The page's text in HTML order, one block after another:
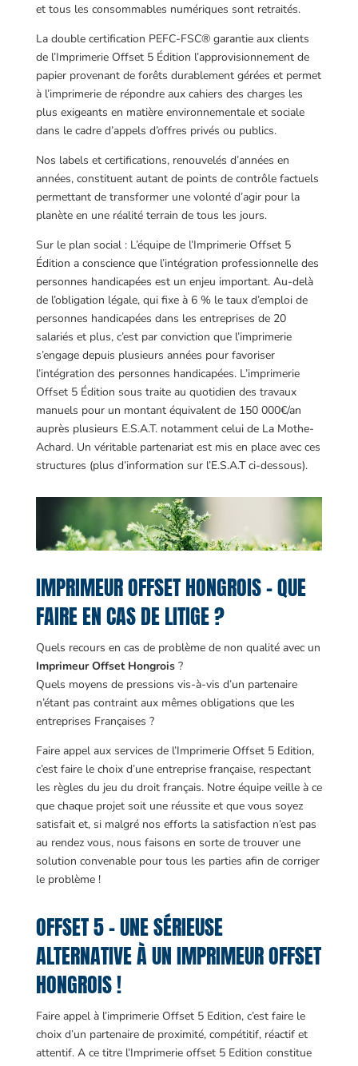
et tous les consommables numériques sont retraités.
La double certification PEFC-FSC® garantie aux clients
de l’Imprimerie Offset 5 Édition l’approvisionnement de
papier provenant de forêts durablement gérées et permet
à l’imprimerie de répondre aux cahiers des charges les
plus exigeants en matière environnementale et sociale
dans le cadre d’appels d’offres privés ou publics.
Nos labels et certifications, renouvelés d’années en
années, constituent autant de points de contrôle factuels
permettant de transformer une volonté d’agir pour la
planète en une réalité terrain de tous les jours.
Sur le plan social : L’équipe de l’Imprimerie Offset 5
Édition a conscience que l’intégration professionnelle des
personnes handicapées est un enjeu important. Au-delà
de l’obligation légale, qui fixe à 6 % le taux d’emploi de
personnes handicapées dans les entreprises de 20
salariés et plus, c’est par conviction que l’imprimerie
s’engage depuis plusieurs années pour favoriser
l’intégration des personnes handicapées. L’imprimerie
Offset 5 Édition sous traite au quotidien des travaux
manuels pour un montant équivalent de 150 000€/an
auprès plusieurs E.S.A.T. notamment celui de La Mothe-
Achard. Un véritable partenariat est mis en place avec ces
structures (plus d’information sur l’E.S.A.T ci-dessous).
IMPRIMEUR OFFSET HONGROIS – QUE
FAIRE EN CAS DE LITIGE ?
Quels recours en cas de problème de non qualité avec un
Imprimeur Offset Hongrois?
Quels moyens de pressions vis-à-vis d’un partenaire
n’étant pas contraint aux mêmes obligations que les
entreprises Françaises ?
Faire appel aux services de l’Imprimerie Offset 5 Edition,
c’est faire le choix d’une entreprise française, respectant
les règles du jeu du droit français. Notre équipe veille à ce
que chaque projet soit une réussite et que vous soyez
satisfait et, si malgré nos efforts la satisfaction n’est pas
au rendez vous, nous faisons en sorte de trouver une
solution convenable pour tous les parties afin de corriger
le problème !
OFFSET 5 – UNE SÉRIEUSE
ALTERNATIVE À UN IMPRIMEUR OFFSET
HONGROIS !
Faire appel à l’imprimerie Offset 5 Edition, c’est faire le
choix d’un partenaire de proximité, compétitif, réactif et
attentif. A ce titre l’Imprimerie offset 5 Edition constitue